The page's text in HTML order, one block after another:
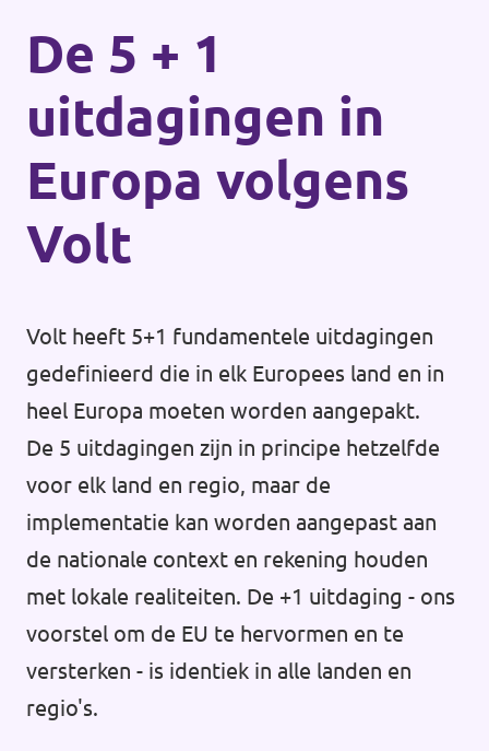
De 5 + 1
uitdagingen in
Europa volgens
Volt
Volt heeft 5+1 fundamentele uitdagingen
gedefinieerd die in elk Europees land en in
heel Europa moeten worden aangepakt.
De 5 uitdagingen zijn in principe hetzelfde
voor elk land en regio, maar de
implementatie kan worden aangepast aan
de nationale context en rekening houden
met lokale realiteiten. De +1 uitdaging - ons
voorstel om de EU te hervormen en te
versterken - is identiek in alle landen en
regio's.